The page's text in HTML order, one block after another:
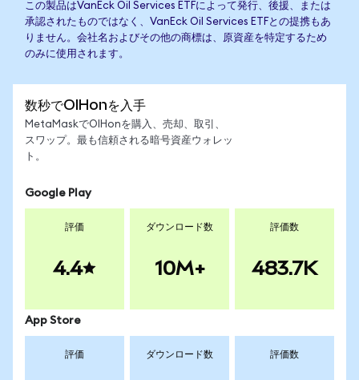
この製品はVanEck Oil Services ETFによって発行、後援、または
承認されたものではなく、VanEck Oil Services ETFとの提携もあ
りません。会社名およびその他の商標は、原資産を特定するため
のみに使用されます。
数秒でOIHonを入手
MetaMaskでOIHonを購入、売却、取引、
スワップ。最も信頼される暗号資産ウォレッ
ト。
Google Play
評価
4.4
ダウンロード数
10M+
評価数
483.7K
App Store
評価 ダウンロード数 評価数